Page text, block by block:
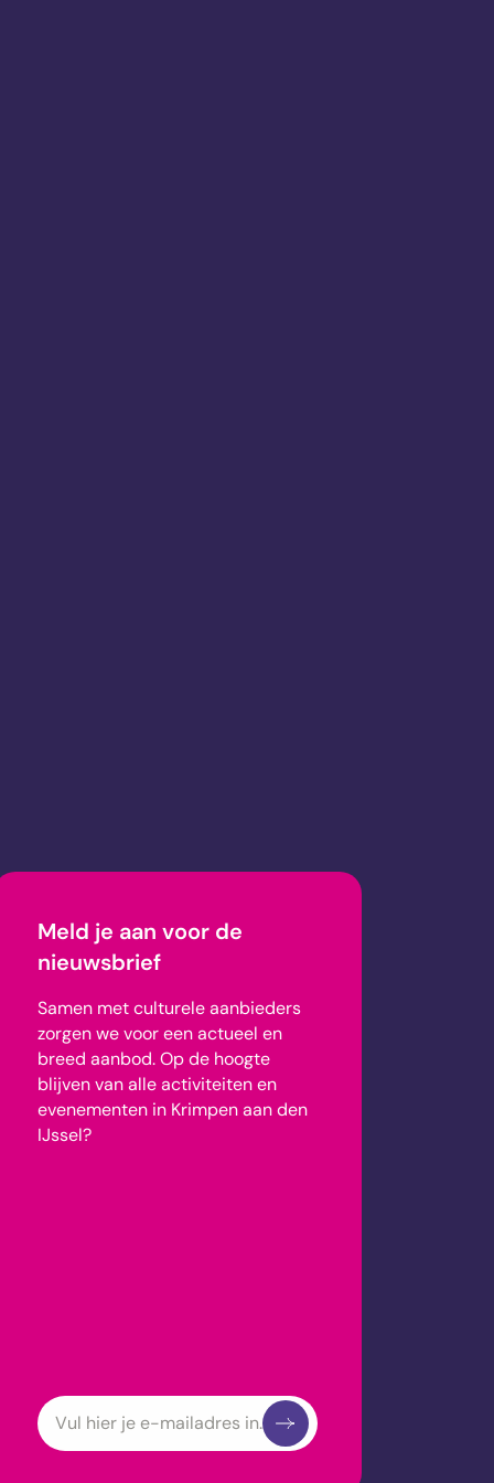
Meld je aan voor de
nieuwsbrief
Samen met culturele aanbieders
zorgen we voor een actueel en
breed aanbod.Op de hoogte
blijven van alle activiteiten en
evenementen in Krimpen aan den
IJssel?